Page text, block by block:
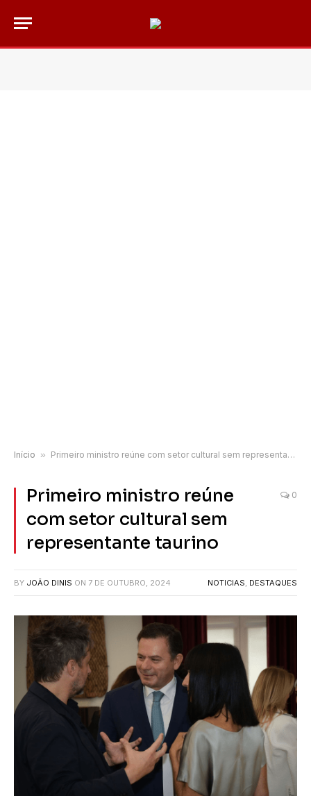
Início » Primeiro ministro reúne com setor cultural sem representante taurino
Primeiro ministro reúne
com setor cultural sem
representante taurino
0
BY JOÃO DINIS ON 7 DE OUTUBRO, 2024 NOTICIAS, DESTAQUES